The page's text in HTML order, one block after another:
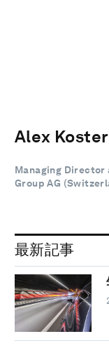
Alex Koster
Managing Director
Group AG
最新記事